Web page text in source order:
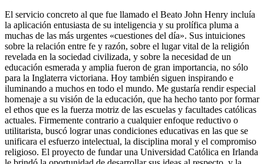
El servicio concreto al que fue llamado el Beato John Henry incluía
la aplicación entusiasta de su inteligencia y su prolífica pluma a
muchas de las más urgentes «cuestiones del día». Sus intuiciones
sobre la relación entre fe y razón, sobre el lugar vital de la religión
revelada en la sociedad civilizada, y sobre la necesidad de un
educación esmerada y amplia fueron de gran importancia, no sólo
para la Inglaterra victoriana. Hoy también siguen inspirando e
iluminando a muchos en todo el mundo. Me gustaría rendir especial
homenaje a su visión de la educación, que ha hecho tanto por formar
el ethos que es la fuerza motriz de las escuelas y facultades católicas
actuales. Firmemente contrario a cualquier enfoque reductivo o
utilitarista, buscó lograr unas condiciones educativas en las que se
unificara el esfuerzo intelectual, la disciplina moral y el compromiso
religioso. El proyecto de fundar una Universidad Católica en Irlanda